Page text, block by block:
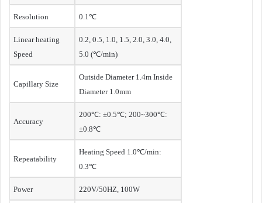
Resolution 0.1℃
Linear heating
Speed
0.2, 0.5, 1.0, 1.5, 2.0, 3.0, 4.0,
5.0 (℃/min)
Capillary Size
Outside Diameter 1.4m Inside
Diameter 1.0mm
Accuracy
200℃: ±0.5℃; 200~300℃:
±0.8℃
Repeatability
Heating Speed 1.0℃/min:
0.3℃
Power 220V/50HZ, 100W